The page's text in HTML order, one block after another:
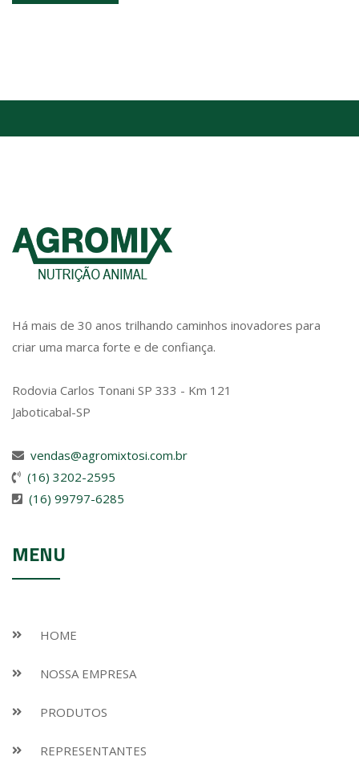
Há mais de 30 anos trilhando caminhos inovadores para
criar uma marca forte e de confiança.
Rodovia Carlos Tonani SP 333 - Km 121
Jaboticabal-SP
vendas@agromixtosi.com.br
(16) 3202-2595
(16) 99797-6285
MENU
HOME
NOSSA EMPRESA
PRODUTOS
REPRESENTANTES